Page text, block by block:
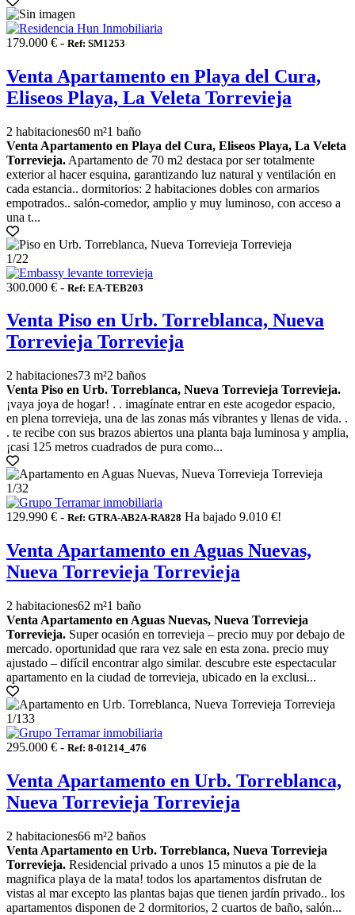
179.000 € - Ref: SM1253
Venta Apartamento en Playa del Cura,
Eliseos Playa, La Veleta Torrevieja
2 habitaciones60 m²1 baño
Venta Apartamento en Playa del Cura, Eliseos Playa, La Veleta
Torrevieja. Apartamento de 70 m2 destaca por ser totalmente
exterior al hacer esquina, garantizando luz natural y ventilación en
cada estancia.. dormitorios: 2 habitaciones dobles con armarios
empotrados.. salón-comedor, amplio y muy luminoso, con acceso a
una t...
1/22
300.000 € - Ref: EA-TEB203
Venta Piso en Urb. Torreblanca, Nueva
Torrevieja Torrevieja
2 habitaciones73 m²2 baños
Venta Piso en Urb. Torreblanca, Nueva Torrevieja Torrevieja.
¡vaya joya de hogar! . . imagínate entrar en este acogedor espacio,
en plena torrevieja, una de las zonas más vibrantes y llenas de vida. .
. te recibe con sus brazos abiertos una planta baja luminosa y amplia,
¡casi 125 metros cuadrados de pura como...
1/32
129.990 € - Ref: GTRA-AB2A-RA828 Ha bajado 9.010 €!
Venta Apartamento en Aguas Nuevas,
Nueva Torrevieja Torrevieja
2 habitaciones62 m²1 baño
Venta Apartamento en Aguas Nuevas, Nueva Torrevieja
Torrevieja. Super ocasión en torrevieja – precio muy por debajo de
mercado. oportunidad que rara vez sale en esta zona. precio muy
ajustado – difícil encontrar algo similar. descubre este espectacular
apartamento en la ciudad de torrevieja, ubicado en la exclusi...
1/133
295.000 € - Ref: 8-01214_476
Venta Apartamento en Urb. Torreblanca,
Nueva Torrevieja Torrevieja
2 habitaciones66 m²2 baños
Venta Apartamento en Urb. Torreblanca, Nueva Torrevieja
Torrevieja. Residencial privado a unos 15 minutos a pie de la
magnifica playa de la mata! todos los apartamentos disfrutan de
vistas al mar excepto las plantas bajas que tienen jardín privado.. los
apartamentos disponen de 2 dormitorios, 2 cuartos de baño, salón...